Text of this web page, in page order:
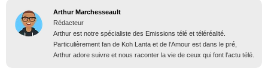
Arthur Marchesseault
Rédacteur
Arthur est notre spécialiste des Emissions télé et téléréalité.
Particulièrement fan de Koh Lanta et de l'Amour est dans le pré,
Arthur adore suivre et nous raconter la vie de ceux qui font l'actu télé.